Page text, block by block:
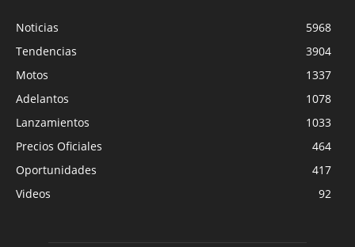
Noticias
5968
Tendencias
3904
Motos
1337
Adelantos
1078
Lanzamientos
1033
Precios Oficiales
464
Oportunidades
417
Videos
92